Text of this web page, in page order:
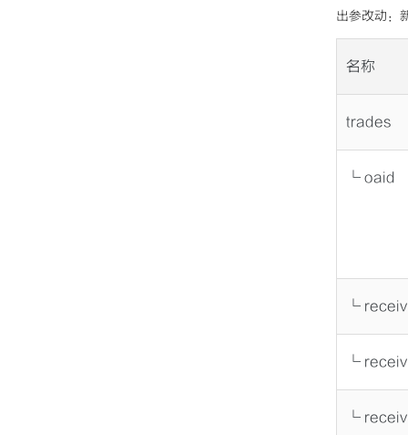
出参改动：
名称
trades
└ oaid
└
└
└